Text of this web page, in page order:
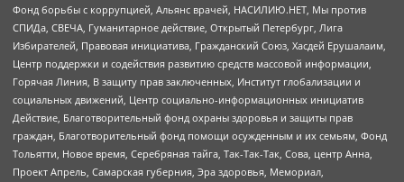
Фонд борьбы с коррупцией, Альянс врачей, НАСИЛИЮ.НЕТ, Мы против
СПИДа, СВЕЧА, Гуманитарное действие, Открытый Петербург, Лига
Избирателей, Правовая инициатива, Гражданский Союз, Хасдей Ерушалаим,
Центр поддержки и содействия развитию средств массовой информации,
Горячая Линия, В защиту прав заключенных, Институт глобализации и
социальных движений, Центр социально-информационных инициатив
Действие, Благотворительный фонд охраны здоровья и защиты прав
граждан, Благотворительный фонд помощи осужденным и их семьям, Фонд
Тольятти, Новое время, Серебряная тайга, Так-Так-Так, Сова, центр Анна,
Проект Апрель, Самарская губерния, Эра здоровья, Мемориал,